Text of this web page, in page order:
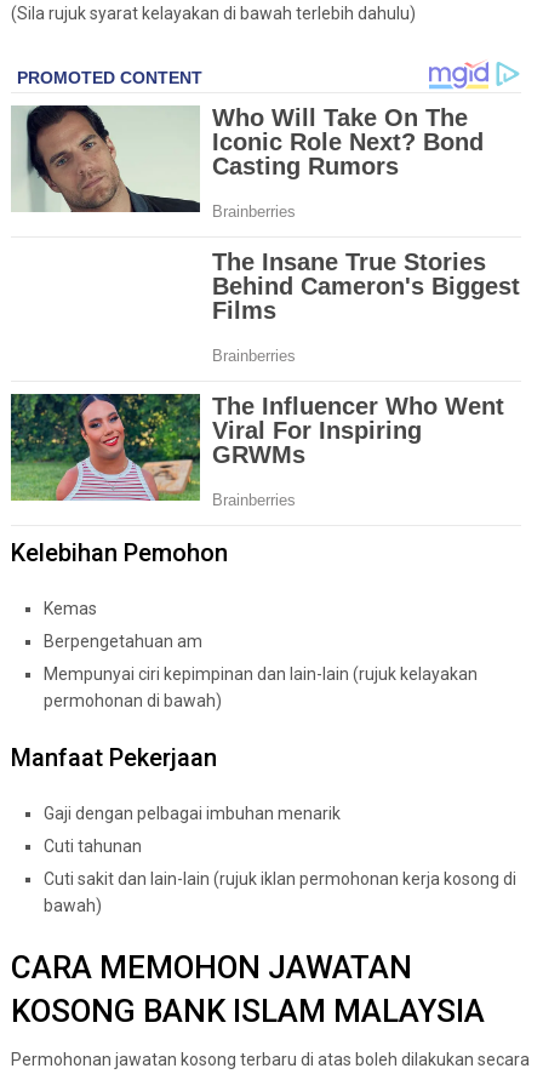
(Sila rujuk syarat kelayakan di bawah terlebih dahulu)
Kelebihan Pemohon
Kemas
Berpengetahuan am
Mempunyai ciri kepimpinan dan lain-lain (rujuk kelayakan
permohonan di bawah)
Manfaat Pekerjaan
Gaji dengan pelbagai imbuhan menarik
Cuti tahunan
Cuti sakit dan lain-lain (rujuk iklan permohonan kerja kosong di
bawah)
CARA MEMOHON JAWATAN
KOSONG BANK ISLAM MALAYSIA
Permohonan jawatan kosong terbaru di atas boleh dilakukan secara